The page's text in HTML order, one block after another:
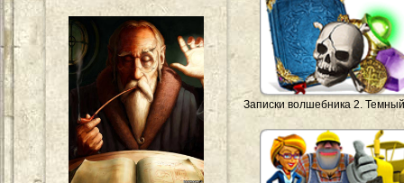
Записки волшебника 2.